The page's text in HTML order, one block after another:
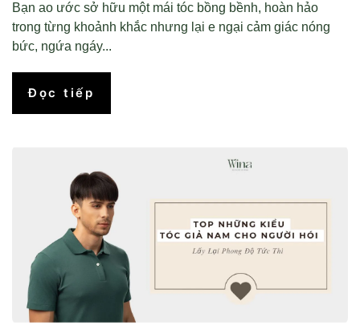
Bạn ao ước sở hữu một mái tóc bồng bềnh, hoàn hảo
trong từng khoảnh khắc nhưng lại e ngại cảm giác nóng
bức, ngứa ngáy...
Đọc tiếp